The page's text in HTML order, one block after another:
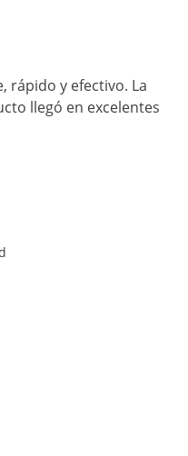
rápido y efectivo. La
llegó en excelentes